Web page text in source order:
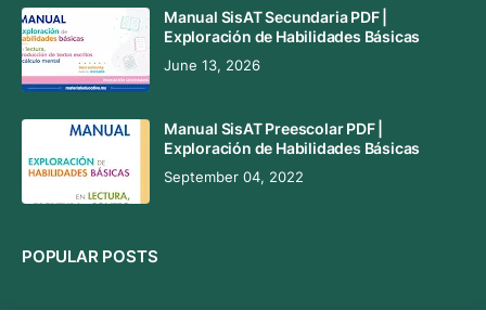
Manual SisAT Secundaria PDF |
Exploración de Habilidades Básicas
June 13, 2026
Manual SisAT Preescolar PDF |
Exploración de Habilidades Básicas
September 04, 2022
POPULAR POSTS